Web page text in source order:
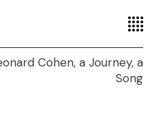
Cohen, a Journey, a
Song